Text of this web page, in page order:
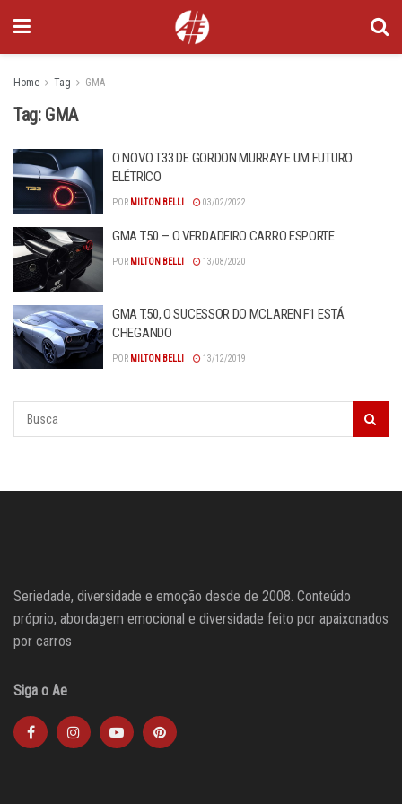
Home Tag GMA
Tag: GMA
O NOVO T.33 DE GORDON MURRAY E UM FUTURO
ELÉTRICO
POR MILTON BELLI 03/02/2022
GMA T.50 — O VERDADEIRO CARRO ESPORTE
POR MILTON BELLI 13/08/2020
GMA T.50, O SUCESSOR DO MCLAREN F1 ESTÁ
CHEGANDO
POR MILTON BELLI 13/12/2019
Seriedade, diversidade e emoção desde de 2008. Conteúdo
próprio, abordagem emocional e diversidade feito por apaixonados
por carros
Siga o Ae